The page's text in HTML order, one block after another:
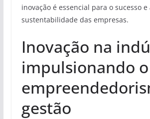
inovação é essencial para o sucesso e
sustentabilidade das empresas.
Inovação na
impulsionando o
gestão